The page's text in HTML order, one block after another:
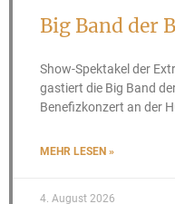
Big Band der
Show-Spektakel der
gastiert die Big Band
Benefizkonzert an der
MEHR LESEN »
4. August 2026